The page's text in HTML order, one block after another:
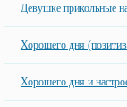
Девушке прикольные
Хорошего дня
Хорошего дня и